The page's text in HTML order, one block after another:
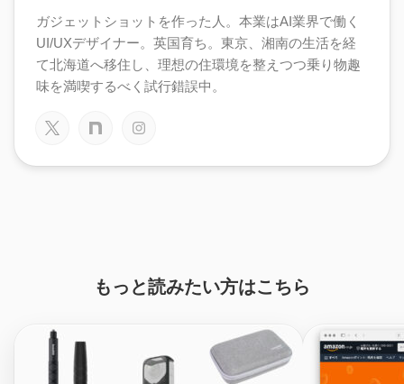
ガジェットショットを作った人。本業はAI業界で働く
UI/UXデザイナー。英国育ち。東京、湘南の生活を経
て北海道へ移住し、理想の住環境を整えつつ乗り物趣
味を満喫するべく試行錯誤中。
もっと読みたい方はこちら